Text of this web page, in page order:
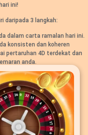
ini!
daripada 3 langkah:
dalam carta ramalan hari ini.
konsisten dan koheren
pertaruhan 4D terdekat dan
anda.